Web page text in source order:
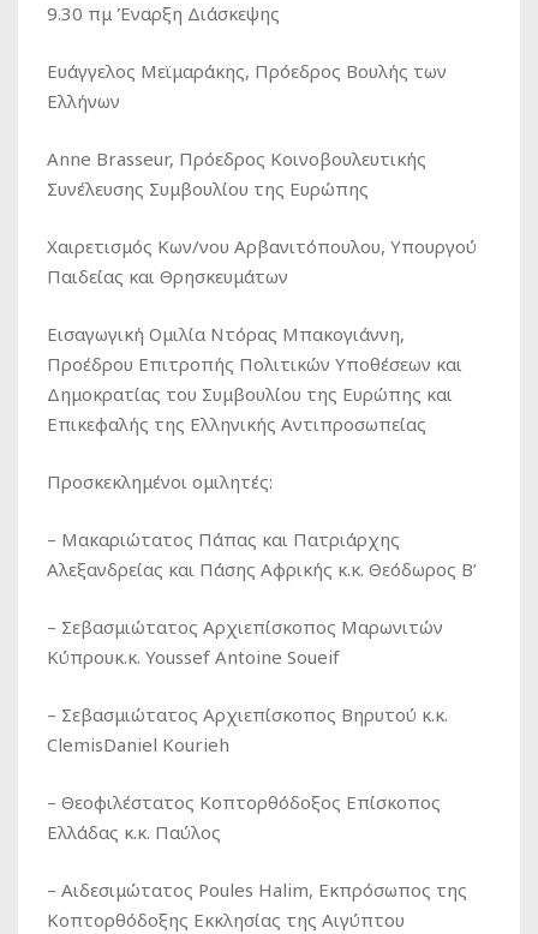
9.30 πμ Έναρξη Διάσκεψης
Ευάγγελος Μεϊμαράκης, Πρόεδρος Βουλής των
Ελλήνων
Anne Brasseur, Πρόεδρος Κοινοβουλευτικής
Συνέλευσης Συμβουλίου της Ευρώπης
Χαιρετισμός Κων/νου Αρβανιτόπουλου, Υπουργού
Παιδείας και Θρησκευμάτων
Εισαγωγική Ομιλία Ντόρας Μπακογιάννη,
Προέδρου Επιτροπής Πολιτικών Υποθέσεων και
Δημοκρατίας του Συμβουλίου της Ευρώπης και
Επικεφαλής της Ελληνικής Αντιπροσωπείας
Προσκεκλημένοι ομιλητές:
– Μακαριώτατος Πάπας και Πατριάρχης
Αλεξανδρείας και Πάσης Αφρικής κ.κ. Θεόδωρος Β’
– Σεβασμιώτατος Αρχιεπίσκοπος Μαρωνιτών
Κύπρουκ.κ. Youssef Antoine Soueif
– Σεβασμιώτατος Αρχιεπίσκοπος Βηρυτού κ.κ.
ClemisDaniel Kourieh
– Θεοφιλέστατος Κοπτορθόδοξος Επίσκοπος
Ελλάδας κ.κ. Παύλος
– Αιδεσιμώτατος Poules Halim, Εκπρόσωπος της
Κοπτορθόδοξης Εκκλησίας της Αιγύπτου